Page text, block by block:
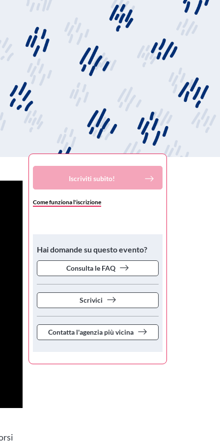
Iscriviti subito!
Come funziona l'iscrizione
Hai domande su questo evento?
Consulta le FAQ
Scrivici
Contatta l'agenzia più vicina